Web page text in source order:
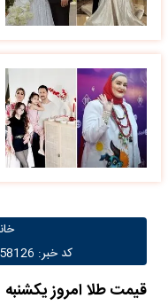
کد خبر: 258126